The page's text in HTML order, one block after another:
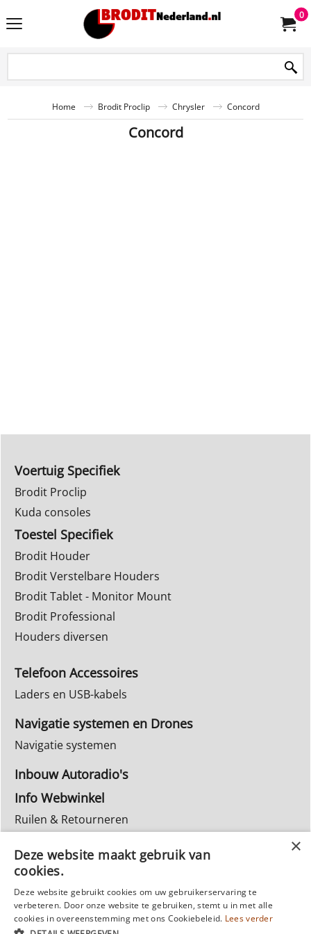
0
Home Brodit Proclip Chrysler Concord
Concord
Voertuig Specifiek
Brodit Proclip
Kuda consoles
Toestel Specifiek
Brodit Houder
Brodit Verstelbare Houders
Brodit Tablet - Monitor Mount
Brodit Professional
Houders diversen
Telefoon Accessoires
Laders en USB-kabels
Navigatie systemen en Drones
Navigatie systemen
Inbouw Autoradio's
Info Webwinkel
Ruilen & Retourneren
Reparatie
Deze website maakt gebruik van
cookies.
Deze website gebruikt cookies om uw gebruikerservaring te
verbeteren. Door onze website te gebruiken, stemt u in met alle
cookies in overeenstemming met ons Cookiebeleid. Lees verder